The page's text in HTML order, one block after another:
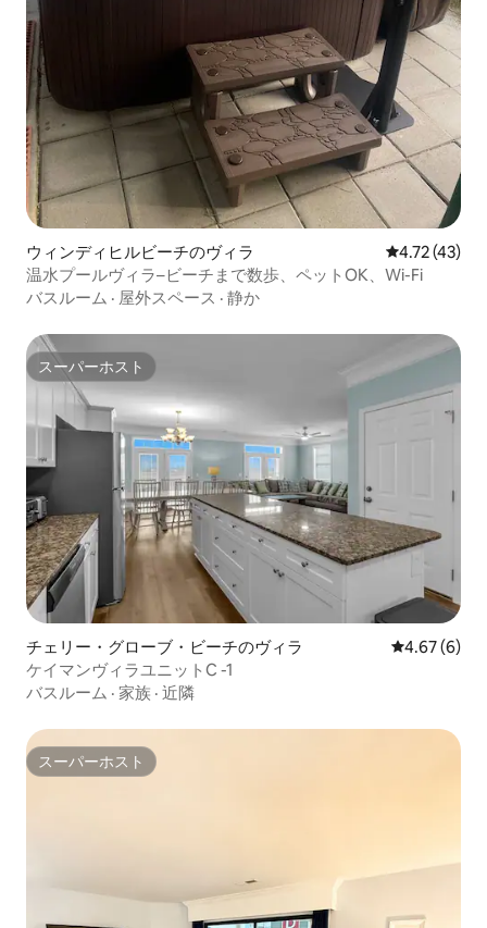
ウィンディヒルビーチのヴィラ レビュー43
4.72 (43)
温水プールヴィラ–ビーチまで数歩、ペットOK、Wi-Fi
バスルーム · 屋外スペース · 静か
スーパーホスト
スーパーホスト
チェリー・グローブ・ビーチのヴィラ レビュー6
4.67 (6)
ケイマンヴィラユニットC -1
バスルーム · 家族 · 近隣
スーパーホスト
スーパーホスト